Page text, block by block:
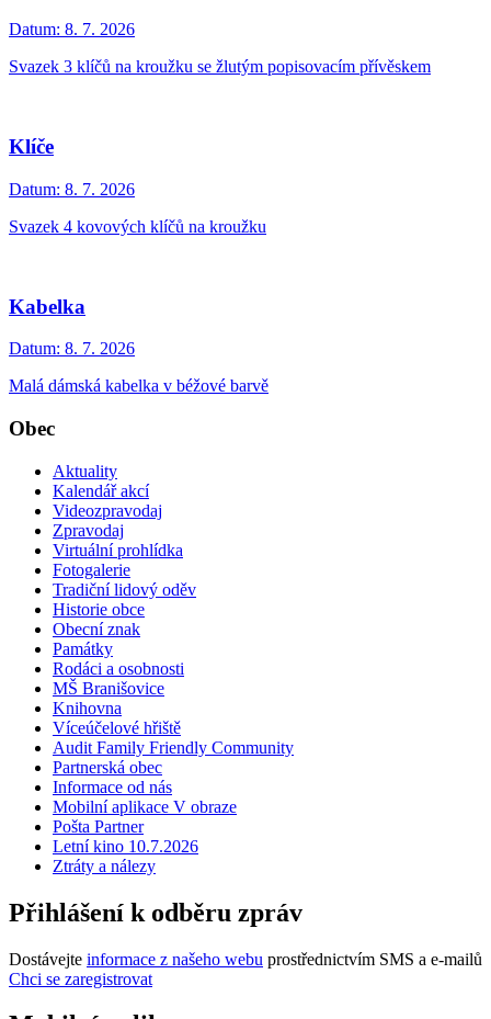
Datum: 8. 7. 2026
Svazek 3 klíčů na kroužku se žlutým popisovacím přívěskem
Klíče
Datum: 8. 7. 2026
Svazek 4 kovových klíčů na kroužku
Kabelka
Datum: 8. 7. 2026
Malá dámská kabelka v béžové barvě
Obec
Aktuality
Kalendář akcí
Videozpravodaj
Zpravodaj
Virtuální prohlídka
Fotogalerie
Tradiční lidový oděv
Historie obce
Obecní znak
Památky
Rodáci a osobnosti
MŠ Branišovice
Knihovna
Víceúčelové hřiště
Audit Family Friendly Community
Partnerská obec
Informace od nás
Mobilní aplikace V obraze
Pošta Partner
Letní kino 10.7.2026
Ztráty a nálezy
Přihlášení k odběru zpráv
Dostávejte informace z našeho webu prostřednictvím SMS a e-mailů
Chci se zaregistrovat